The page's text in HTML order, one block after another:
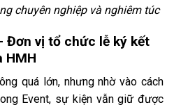
chuyên nghiệp và nghiêm túc
Đơn vị tổ chức lễ ký kết
HMH
quá lớn, nhưng nhờ vào cách
Event, sự kiện vẫn giữ được